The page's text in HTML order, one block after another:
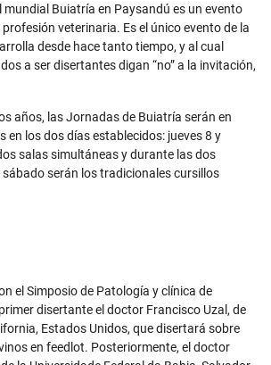
mundial Buiatría en Paysandú es un evento
veterinaria. Es el único evento de la
desde hace tanto tiempo, y al cual
a ser disertantes digan “no” a la invitación,
años, las Jornadas de Buiatría serán en
en los dos días establecidos: jueves 8 y
salas simultáneas y durante las dos
serán los tradicionales cursillos
el Simposio de Patología y clínica de
disertante el doctor Francisco Uzal, de
Estados Unidos, que disertará sobre
en feedlot. Posteriormente, el doctor